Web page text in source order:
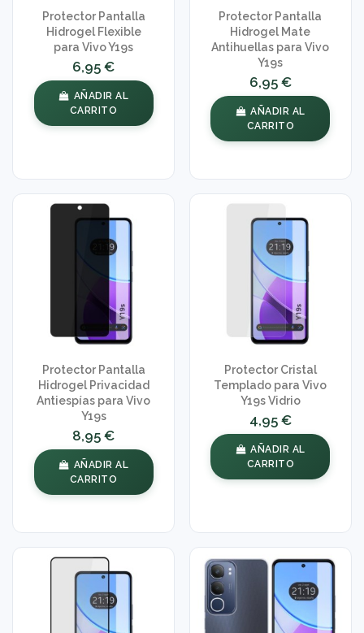
Protector Pantalla
Hidrogel Flexible
para Vivo Y19s
6,95 €
AÑADIR AL
CARRITO
Protector Pantalla
Hidrogel Mate
Antihuellas para Vivo
Y19s
6,95 €
AÑADIR AL
CARRITO
Protector Pantalla
Hidrogel Privacidad
Antiespías para Vivo
Y19s
8,95 €
AÑADIR AL
CARRITO
Protector Cristal
Templado para Vivo
Y19s Vidrio
4,95 €
AÑADIR AL
CARRITO